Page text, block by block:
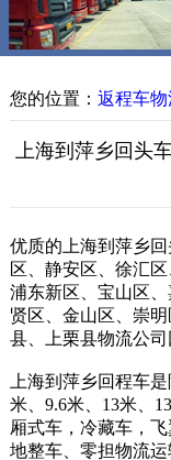
您的位置： 返程车物
上海到萍乡回头
优质的上海到萍乡
区、静安区、徐汇
浦东新区、宝山区
贤区、金山区、崇
县、上栗县物流公
上海到萍乡回程车
米、9.6米、13米、
厢式车，冷藏车，
地整车、零担物流